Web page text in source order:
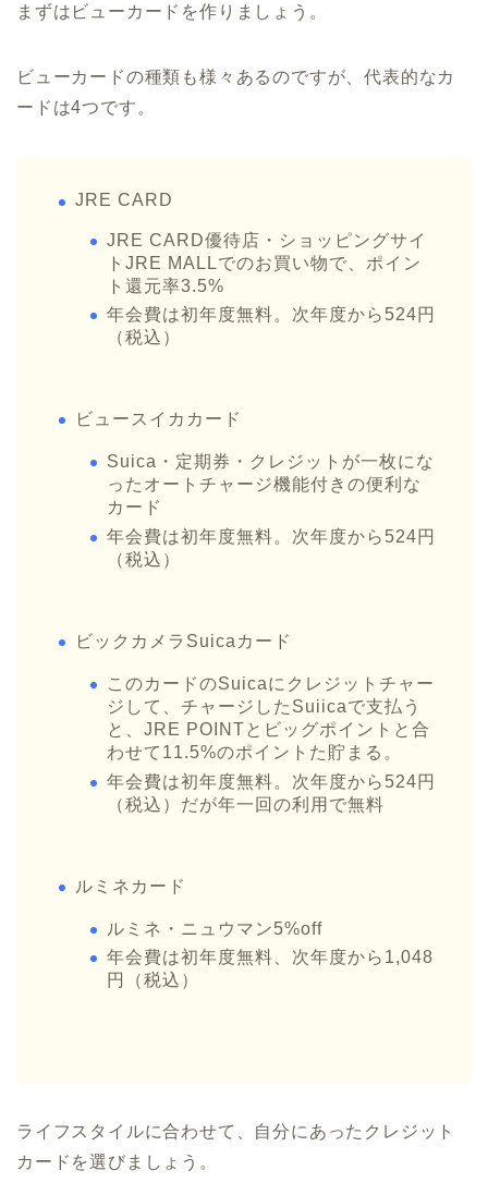
まずはビューカードを作りましょう。
ビューカードの種類も様々あるのですが、代表的なカ
ードは4つです。
JRE CARD
JRE CARD優待店・ショッピングサイ
トJRE MALLでのお買い物で、ポイン
ト還元率3.5%
年会費は初年度無料。次年度から524円
（税込）
ビュースイカカード
Suica・定期券・クレジットが一枚にな
ったオートチャージ機能付きの便利な
カード
年会費は初年度無料。次年度から524円
（税込）
ビックカメラSuicaカード
このカードのSuicaにクレジットチャー
ジして、チャージしたSuiicaで支払う
と、JRE POINTとビッグポイントと合
わせて11.5%のポイントた貯まる。
年会費は初年度無料。次年度から524円
（税込）だが年一回の利用で無料
ルミネカード
ルミネ・ニュウマン5%off
年会費は初年度無料、次年度から1,048
円（税込）
ライフスタイルに合わせて、自分にあったクレジット
カードを選びましょう。